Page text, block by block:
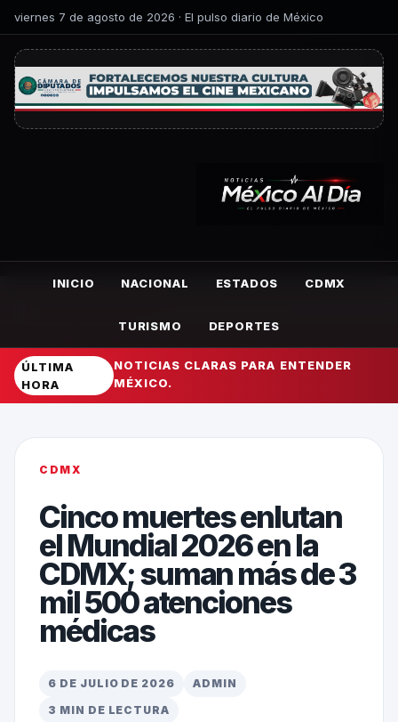
viernes 7 de agosto de 2026 · El pulso diario de México
INICIO NACIONAL ESTADOS CDMX
TURISMO DEPORTES
ÚLTIMA
HORA
NOTICIAS CLARAS PARA ENTENDER
MÉXICO.
CDMX
Cinco muertes enlutan
el Mundial 2026 en la
CDMX; suman más de 3
mil 500 atenciones
médicas
6 DE JULIO DE 2026
ADMIN
3 MIN DE LECTURA